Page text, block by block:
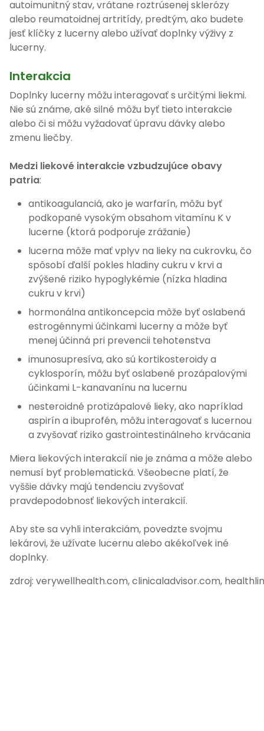
autoimunitný stav, vrátane roztrúsenej sklerózy
alebo reumatoidnej artritídy, predtým, ako budete
jesť klíčky z lucerny alebo užívať doplnky výživy z
lucerny.
Interakcia
Doplnky lucerny môžu interagovať s určitými liekmi.
Nie sú známe, aké silné môžu byť tieto interakcie
alebo či si môžu vyžadovať úpravu dávky alebo
zmenu liečby.
Medzi liekové interakcie vzbudzujúce obavy
patria:
antikoagulanciá, ako je warfarín, môžu byť
podkopané vysokým obsahom vitamínu K v
lucerne (ktorá podporuje zrážanie)
lucerna môže mať vplyv na lieky na cukrovku, čo
spôsobí ďalší pokles hladiny cukru v krvi a
zvýšené riziko hypoglykémie (nízka hladina
cukru v krvi)
hormonálna antikoncepcia môže byť oslabená
estrogénnymi účinkami lucerny a môže byť
menej účinná pri prevencii tehotenstva
imunosupresíva, ako sú kortikosteroidy a
cyklosporín, môžu byť oslabené prozápalovými
účinkami L-kanavanínu na lucernu
nesteroidné protizápalové lieky, ako napríklad
aspirín a ibuprofén, môžu interagovať s lucernou
a zvyšovať riziko gastrointestinálneho krvácania
Miera liekových interakcií nie je známa a môže alebo
nemusí byť problematická. Všeobecne platí, že
vyššie dávky majú tendenciu zvyšovať
pravdepodobnosť liekových interakcií.
Aby ste sa vyhli interakciám, povedzte svojmu
lekárovi, že užívate lucernu alebo akékoľvek iné
doplnky.
zdroj: verywellhealth.com, clinicaladvisor.com,